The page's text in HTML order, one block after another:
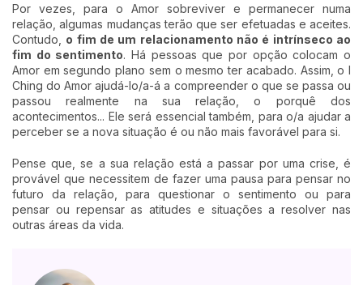
Por vezes, para o Amor sobreviver e permanecer numa
relação, algumas mudanças terão que ser efetuadas e aceites.
Contudo, o fim de um relacionamento não é intrínseco ao
fim do sentimento. Há pessoas que por opção colocam o
Amor em segundo plano sem o mesmo ter acabado. Assim, o I
Ching do Amor ajudá-lo/a-á a compreender o que se passa ou
passou realmente na sua relação, o porquê dos
acontecimentos... Ele será essencial também, para o/a ajudar a
perceber se a nova situação é ou não mais favorável para si.
Pense que, se a sua relação está a passar por uma crise, é
provável que necessitem de fazer uma pausa para pensar no
futuro da relação, para questionar o sentimento ou para
pensar ou repensar as atitudes e situações a resolver nas
outras áreas da vida.